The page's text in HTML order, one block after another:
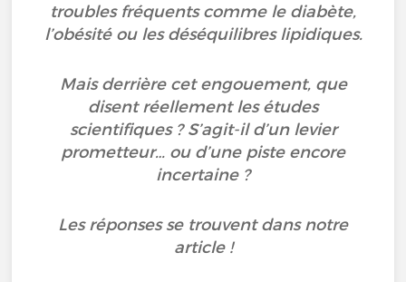
troubles fréquents comme le diabète,
l’obésité ou les déséquilibres lipidiques.
Mais derrière cet engouement, que
disent réellement les études
scientifiques ? S’agit-il d’un levier
prometteur… ou d’une piste encore
incertaine ?
Les réponses se trouvent dans notre
article !